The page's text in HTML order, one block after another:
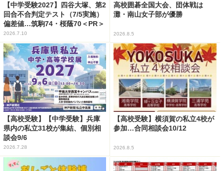
【中学受験2027】四谷大塚、第2
回合不合判定テスト（7/5実施）
偏差値…筑駒74・桜蔭70＜PR＞
2026.7.10
高校囲碁全国大会、団体戦は
灘・南山女子部が優勝
2026.8.5
【高校受験】【中学受験】兵庫
県内の私立31校が集結、個別相
談会9/6
2026.7.28
【高校受験】横須賀の私立4校が
参加…合同相談会10/12
2026.8.5